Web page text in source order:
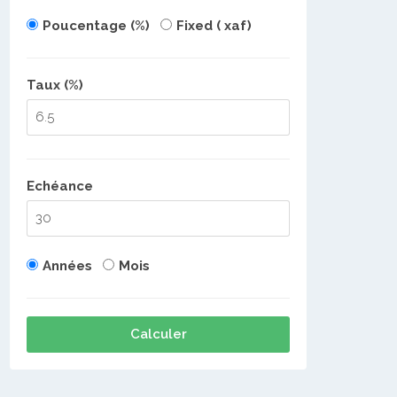
Poucentage (%) Fixed ( xaf)
Taux (%)
Echéance
Années Mois
Calculer